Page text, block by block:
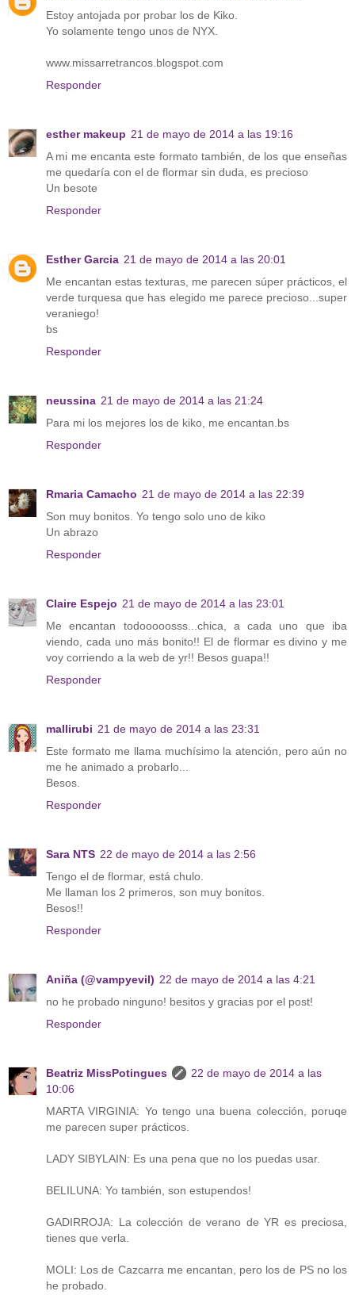
Estoy antojada por probar los de Kiko.
Yo solamente tengo unos de NYX.
www.missarretrancos.blogspot.com
Responder
esther makeup 21 de mayo de 2014 a las 19:16
A mi me encanta este formato también, de los que enseñas
me quedaría con el de flormar sin duda, es precioso
Un besote
Responder
Esther Garcia 21 de mayo de 2014 a las 20:01
Me encantan estas texturas, me parecen súper prácticos, el
verde turquesa que has elegido me parece precioso...super
veraniego!
bs
Responder
neussina 21 de mayo de 2014 a las 21:24
Para mi los mejores los de kiko, me encantan.bs
Responder
Rmaria Camacho 21 de mayo de 2014 a las 22:39
Son muy bonitos. Yo tengo solo uno de kiko
Un abrazo
Responder
Claire Espejo 21 de mayo de 2014 a las 23:01
Me encantan todooooosss...chica, a cada uno que iba
viendo, cada uno más bonito!! El de flormar es divino y me
voy corriendo a la web de yr!! Besos guapa!!
Responder
mallirubi 21 de mayo de 2014 a las 23:31
Este formato me llama muchísimo la atención, pero aún no
me he animado a probarlo...
Besos.
Responder
Sara NTS 22 de mayo de 2014 a las 2:56
Tengo el de flormar, está chulo.
Me llaman los 2 primeros, son muy bonitos.
Besos!!
Responder
Aniña (@vampyevil) 22 de mayo de 2014 a las 4:21
no he probado ninguno! besitos y gracias por el post!
Responder
Beatriz MissPotingues
22 de mayo de 2014 a las
10:06
MARTA VIRGINIA: Yo tengo una buena colección, poruqe
me parecen super prácticos.
LADY SIBYLAIN: Es una pena que no los puedas usar.
BELILUNA: Yo también, son estupendos!
GADIRROJA: La colección de verano de YR es preciosa,
tienes que verla.
MOLI: Los de Cazcarra me encantan, pero los de PS no los
he probado.